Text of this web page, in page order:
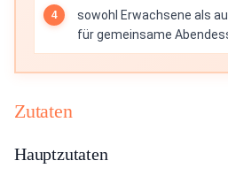
sowohl Erwachsene als
für gemeinsame
Zutaten
Hauptzutaten